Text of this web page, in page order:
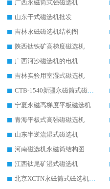
广西永磁筒式强磁选机
山东干式磁选机批发
吉林永磁磁选机结构图
陕西钛铁矿高梯度磁选机
广西河沙磁选机的电机
吉林实验用室湿式磁选机
CTB-1540新疆永磁筒式磁选机
宁夏永磁高梯度平板磁选机
青海平板式高强磁磁选机
山东半逆流湿式磁选机
河南磁选机永磁筒结构图
江西钛尾矿湿式磁选机
北京XCTN永磁筒式磁选机磁块位置